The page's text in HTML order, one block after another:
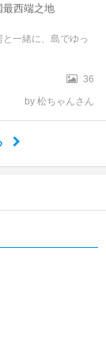
最西端之地
と一緒に、島でゆっ
36
by 松ちゃんさん